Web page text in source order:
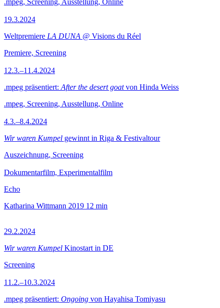
.mpeg, Screening, Ausstellung, Online
19.3.2024
Weltpremiere LA DUNA @ Visions du Réel
Premiere, Screening
12.3.–11.4.2024
.mpeg präsentiert: After the desert goatvon Hinda Weiss
.mpeg, Screening, Ausstellung, Online
4.3.–8.4.2024
Wir waren Kumpel gewinnt in Riga & Festivaltour
Auszeichnung, Screening
Dokumentarfilm, Experimentalfilm
Echo
Katharina Wittmann 2019 12 min
29.2.2024
Wir waren Kumpel Kinostart in DE
Screening
11.2.–10.3.2024
.mpeg präsentiert: Ongoing von Hayahisa Tomiyasu